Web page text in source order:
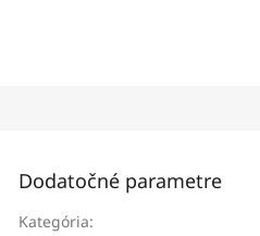
Dodatočné parametre
Kategória: